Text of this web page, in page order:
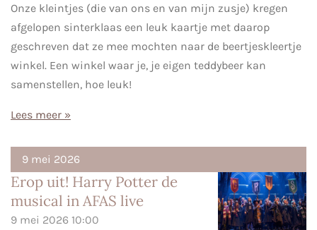
Onze kleintjes (die van ons en van mijn zusje) kregen
afgelopen sinterklaas een leuk kaartje met daarop
geschreven dat ze mee mochten naar de beertjeskleertje
winkel. Een winkel waar je, je eigen teddybeer kan
samenstellen, hoe leuk!
Lees meer »
9 mei 2026
Erop uit! Harry Potter de
musical in AFAS live
9 mei 2026 10:00